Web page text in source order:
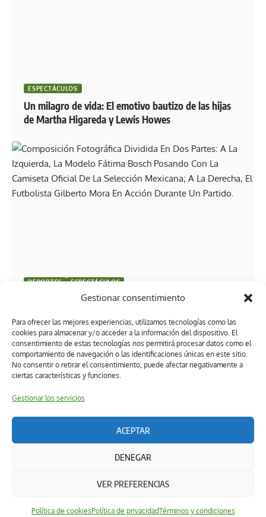
Gestionar consentimiento
Para ofrecer las mejores experiencias, utilizamos tecnologías como las
cookies para almacenar y/o acceder a la información del dispositivo. El
consentimiento de estas tecnologías nos permitirá procesar datos como el
comportamiento de navegación o las identificaciones únicas en este sitio.
No consentir o retirar el consentimiento, puede afectar negativamente a
ciertas características y funciones.
Gestionar los servicios
ACEPTAR
DENEGAR
VER PREFERENCIAS
Política de cookiesPolítica de privacidadTérminos y condiciones
ESPECTÁCULOS
Un milagro de vida: El emotivo bautizo de las hijas
de Martha Higareda y Lewis Howes
DEPORTES ESPECTÁCULOS
El inesperado homenaje de Fátima Bosch a Gilberto
DERECHOS RESERVADOS 2026 Powered by: Ruta 22 Hub & Medios
Directorio
↑